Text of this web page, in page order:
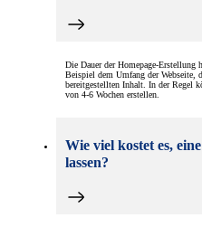
Die Dauer der Homepage-Erstellung
Beispiel dem Umfang der Webseite,
bereitgestellten Inhalt. In der Regel
von 4-6 Wochen erstellen.
Wie viel kostet es,
lassen?